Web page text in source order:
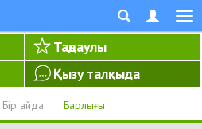
Таңдаулы
Қызу талқыда
Бір айда Барлығы